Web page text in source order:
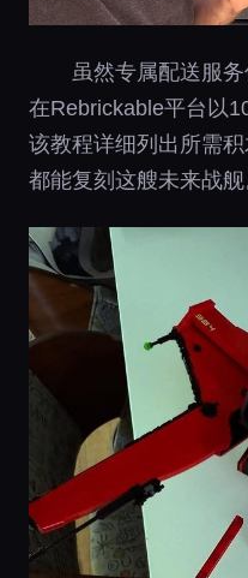
虽然专属配送服
在Rebrickable平台以
该教程详细列出所需
都能复刻这艘未来战舰